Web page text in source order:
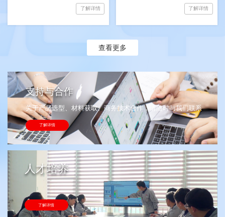
了解详情 了解详情
查看更多
支持与合作
关于产品选型、材料获取、商务技术合作，请随时与我们联系
了解详情
人才培养
了解详情